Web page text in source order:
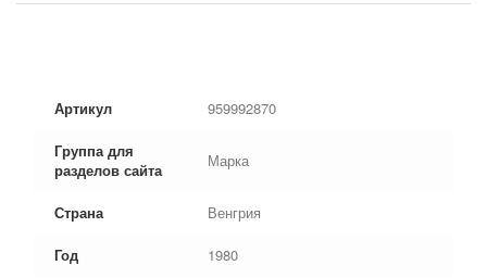
Артикул 959992870
Группа для
разделов сайта
Марка
Страна Венгрия
Год 1980